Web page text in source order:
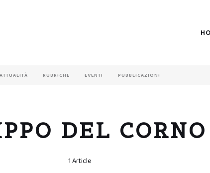
ATTUALITÀ RUBRICHE EVENTI PUBBLICAZIONI
DEL CORNO
1 Article